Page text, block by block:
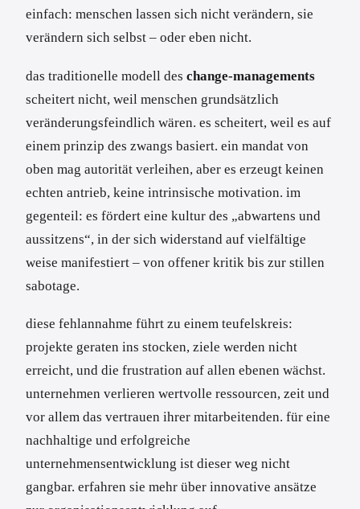
einfach: menschen lassen sich nicht verändern, sie
verändern sich selbst – oder eben nicht.
das traditionelle modell des change-managements
scheitert nicht, weil menschen grundsätzlich
veränderungsfeindlich wären. es scheitert, weil es auf
einem prinzip des zwangs basiert. ein mandat von
oben mag autorität verleihen, aber es erzeugt keinen
echten antrieb, keine intrinsische motivation. im
gegenteil: es fördert eine kultur des „abwartens und
aussitzens“, in der sich widerstand auf vielfältige
weise manifestiert – von offener kritik bis zur stillen
sabotage.
diese fehlannahme führt zu einem teufelskreis:
projekte geraten ins stocken, ziele werden nicht
erreicht, und die frustration auf allen ebenen wächst.
unternehmen verlieren wertvolle ressourcen, zeit und
vor allem das vertrauen ihrer mitarbeitenden. für eine
nachhaltige und erfolgreiche
unternehmensentwicklung ist dieser weg nicht
gangbar. erfahren sie mehr über innovative ansätze